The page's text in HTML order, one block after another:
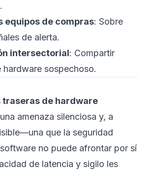
equipos de compras: Sobre
de alerta.
intersectorial: Compartir
hardware sospechoso.
traseras de hardware
amenaza silenciosa y, a
que la seguridad
no puede afrontar por sí
de latencia y sigilo les